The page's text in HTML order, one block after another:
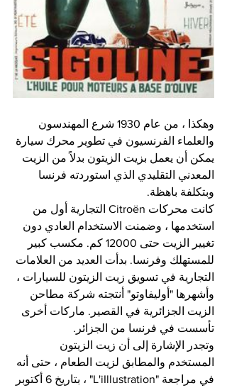
وهكذا ، من عام 1930 شرع المهندسون
والعلماء الفرنسيون في تطوير محرك سيارة
يمكن أن يعمل بزيت الزيتون بدلاً من الزيت
المعدني التقليدي الذي استوردته فرنسا
وبتكلفة باهظة.
كانت محركات Citroën التجارية أول من
استخدمها ، وضمنت الاستخدام العادي دون
تغيير الزيت حتى 12000 كم. مكسب كبير
للمستهلك وفرنسا. بدأت العديد من العلامات
التجارية في تسويق زيت الزيتون للسيارات ،
وأشهرها "أوليفاوتو" أنتجته شركة مطاحن
الزيت الجزائرية في القصير. ماركات أخرى
تأسست في فرنسا من الجزائر.
وتجدر الإشارة إلى أن زيت الزيتون
المستخدم والمطابق لزيت الطعام ، حتى أنه
في مراجعة "L'iIllustration" ، بتاريخ 6 أكتوبر